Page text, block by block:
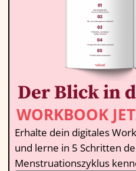
Der Blick in
WORKBOOK
Erhalte dein digitales
und lerne in 5 Schritten
Menstruationszyklus